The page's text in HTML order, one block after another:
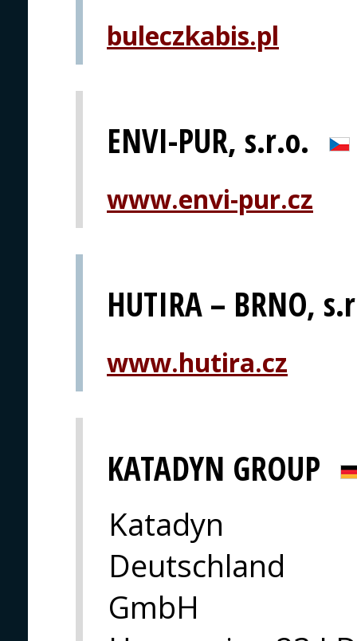
buleczkabis.pl
ENVI-PUR, s.r.o.
www.envi-pur.cz
HUTIRA – BRNO,
www.hutira.cz
KATADYN GROUP
Katadyn
Deutschland
GmbH